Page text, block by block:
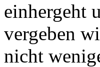
einhergeht
vergeben
nicht